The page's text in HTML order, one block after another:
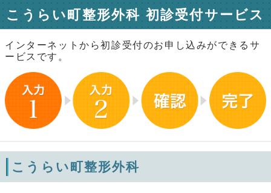
こうらい町整形外科 初診受付サービス
インターネットから初診受付のお申し込みができるサ
ービスです。
こうらい町整形外科